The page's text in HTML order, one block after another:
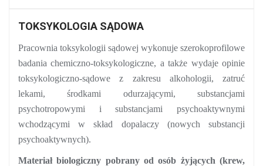
TOKSYKOLOGIA SĄDOWA
Pracownia toksykologii sądowej wykonuje szerokoprofilowe
badania chemiczno-toksykologiczne, a także wydaje opinie
toksykologiczno-sądowe z zakresu alkohologii, zatruć
lekami, środkami odurzającymi, substancjami
psychotropowymi i substancjami psychoaktywnymi
wchodzącymi w skład dopalaczy (nowych substancji
psychoaktywnych).
Materiał biologiczny pobrany od osób żyjących (krew,